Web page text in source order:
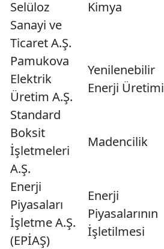
Selüloz
Sanayi ve
Ticaret A.Ş.
Kimya
Pamukova
Elektrik
Üretim A.Ş.
Yenilenebilir
Enerji Üretimi
Standard
Boksit
İşletmeleri
A.Ş.
Madencilik
Enerji
Piyasaları
İşletme A.Ş.
(EPİAŞ)
Enerji
Piyasalarının
İşletilmesi